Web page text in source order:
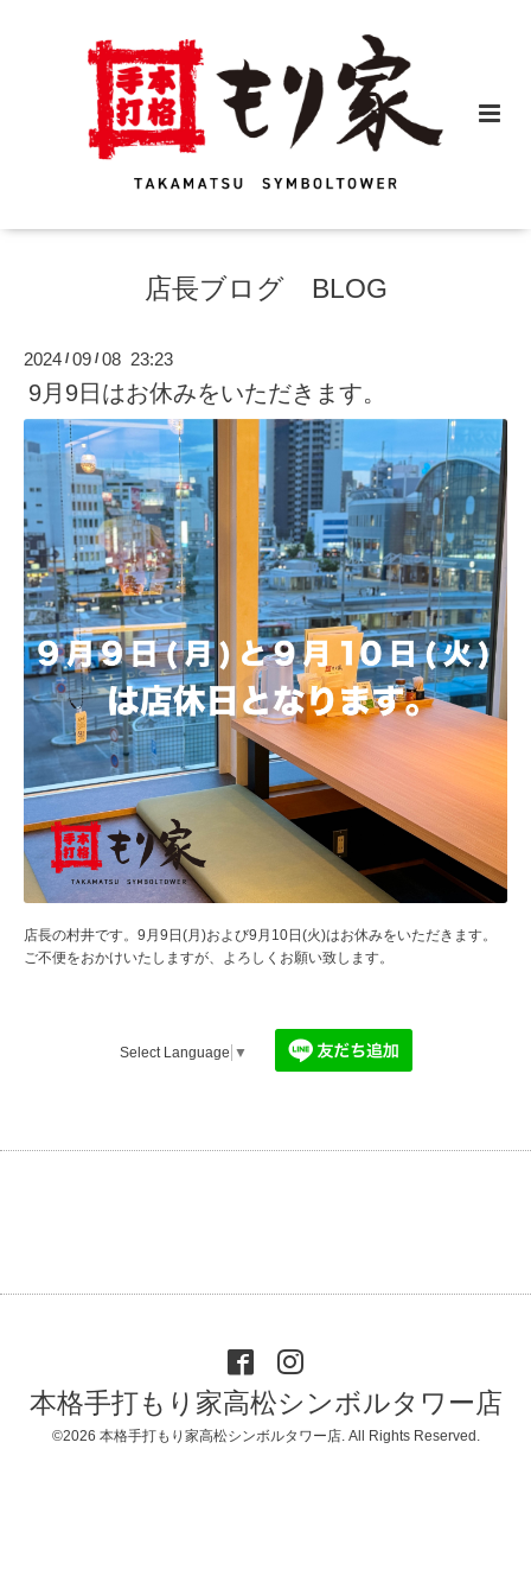
店長ブログ BLOG
2024 /09 /08 23:23
9月9日はお休みをいただきます。
店長の村井です。9月9日(月)および9月10日(火)はお休みをいただきます。
ご不便をおかけいたしますが、よろしくお願い致します。
Select Language ▼
本格手打もり家高松シンボルタワー店
©2026 本格手打もり家高松シンボルタワー店. All Rights Reserved.